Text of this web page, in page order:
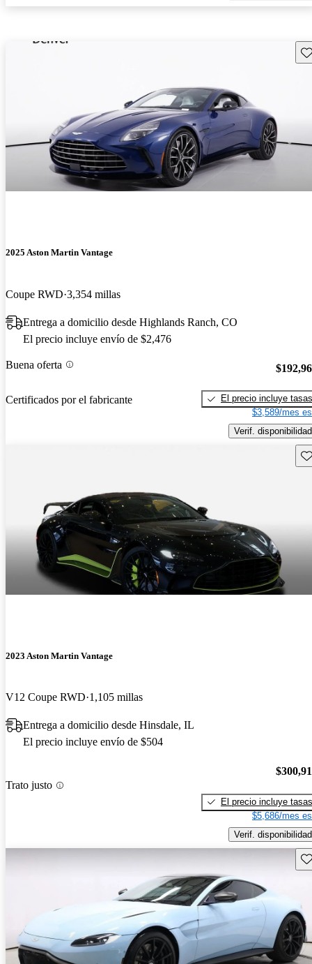
2025 Aston Martin Vantage
Coupe RWD 3,354 millas
Entrega a domicilio desde Highlands Ranch, CO
El precio incluye envío de $2,476
Buena oferta
Certificados por el fabricante
El precio incluye tasas
$3,589/mes
Verif. disponibilidad
2023 Aston Martin Vantage
V12 Coupe RWD 1,105 millas
Entrega a domicilio desde Hinsdale, IL
El precio incluye envío de $504
Trato justo
El precio incluye tasas
$5,686/mes
Verif. disponibilidad